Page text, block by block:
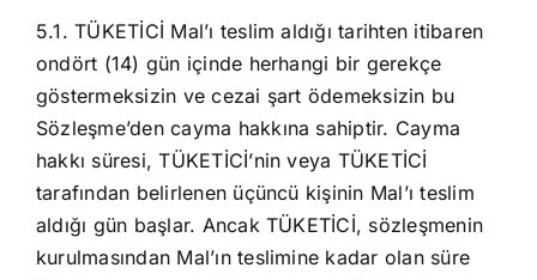
5.1. TÜKETİCİ Mal’ı teslim aldığı tarihten itibaren
ondört (14) gün içinde herhangi bir gerekçe
göstermeksizin ve cezai şart ödemeksizin bu
Sözleşme’den cayma hakkına sahiptir. Cayma
hakkı süresi, TÜKETİCİ’nin veya TÜKETİCİ
tarafından belirlenen üçüncü kişinin Mal’ı teslim
aldığı gün başlar. Ancak TÜKETİCİ, sözleşmenin
kurulmasından Mal’ın teslimine kadar olan süre